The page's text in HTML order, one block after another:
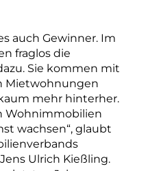
auch Gewinner. Im
fraglos die
Sie kommen mit
Mietwohnungen
mehr hinterher.
Wohnimmobilien
wachsen“, glaubt
Ulrich Kießling.